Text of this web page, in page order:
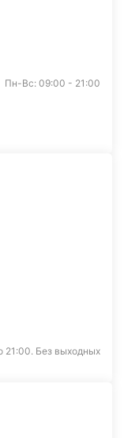
Пн-Вс: 09:00 - 21:00
21:00. Без выходных